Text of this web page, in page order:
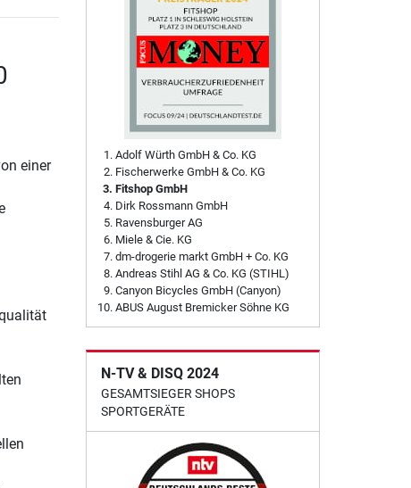
einer
Adolf Würth GmbH & Co. KG
Fischerwerke GmbH & Co. KG
Fitshop GmbH
Dirk Rossmann GmbH
Ravensburger AG
Miele & Cie. KG
dm-drogerie markt GmbH + Co. KG
Andreas Stihl AG & Co. KG (STIHL)
Canyon Bicycles GmbH (Canyon)
ABUS August Bremicker Söhne KG
N-TV & DISQ 2024
GESAMTSIEGER SHOPS
SPORTGERÄTE